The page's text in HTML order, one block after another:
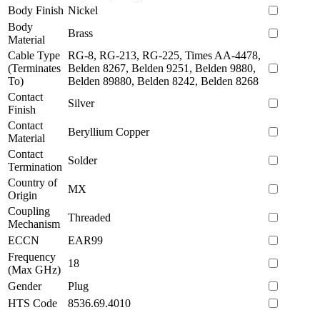
Body Finish Nickel
Body
Material
Brass
Cable Type
(Terminates
To)
RG-8, RG-213, RG-225, Times AA-4478,
Belden 8267, Belden 9251, Belden 9880,
Belden 89880, Belden 8242, Belden 8268
Contact
Finish
Silver
Contact
Material
Beryllium Copper
Contact
Termination
Solder
Country of
Origin
MX
Coupling
Mechanism
Threaded
ECCN
EAR99
Frequency
(Max GHz)
18
Gender
Plug
HTS Code
8536.69.4010